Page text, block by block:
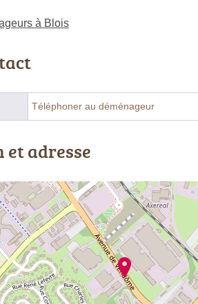
à Blois
Téléphoner au déménageur
et adresse